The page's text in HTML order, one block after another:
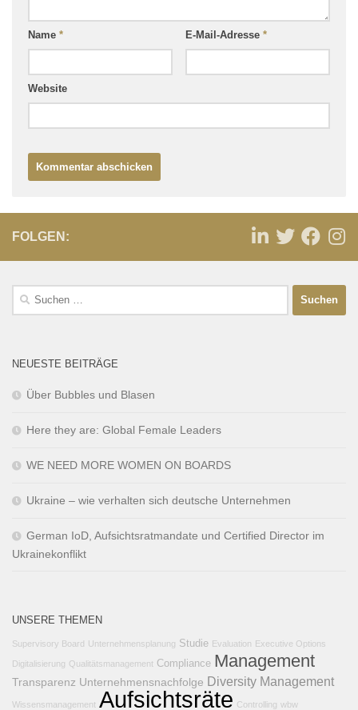
Name * E-Mail-Adresse *
Website
FOLGEN:
NEUESTE BEITRÄGE
Über Bubbles und Blasen
Here they are: Global Female Leaders
WE NEED MORE WOMEN ON BOARDS
Ukraine – wie verhalten sich deutsche Unternehmen
German IoD, Aufsichtsratmandate und Certified Director im
Ukrainekonflikt
UNSERE THEMEN
Supervisory Board Unternehmensplanung Studie Evaluation Executive Options
Digitalisierung Qualitätsmanagement Compliance Management
Transparenz Unternehmensnachfolge Diversity Management
Wissensmanagement Aufsichtsräte Controlling wbw